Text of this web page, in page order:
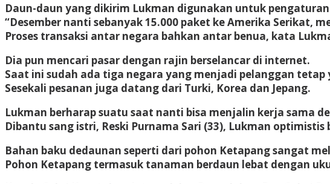
Daun-daun yang dikirim Lukman digunakan untuk
“Desember nanti sebanyak 15.000 paket ke Amerika Serikat,
Proses transaksi antar negara bahkan antar benua, kata
Dia pun mencari pasar dengan rajin berselancar di internet.
Saat ini sudah ada tiga negara yang menjadi pelanggan tetap
Sesekali pesanan juga datang dari Turki, Korea dan Jepang.
Lukman berharap suatu saat nanti bisa menjalin kerja sama
Dibantu sang istri, Reski Purnama Sari (33), Lukman
Bahan baku dedaunan seperti dari pohon Ketapang sangat
Pohon Ketapang termasuk tanaman berdaun lebat dengan